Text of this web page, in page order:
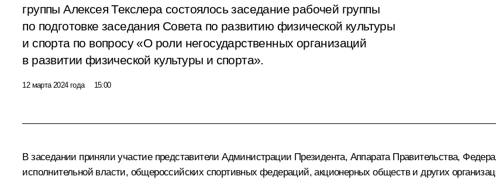
группы Алексея Текслера состоялось заседание рабочей группы
по подготовке заседания Совета по развитию физической культуры
и спорта по вопросу «О роли негосударственных организаций
в развитии физической культуры и спорта».
12 марта 2024 года 15:00
В заседании приняли участие представители Администрации Президента, Аппарата Правительства,
исполнительной власти, общероссийских спортивных федераций, акционерных обществ и других